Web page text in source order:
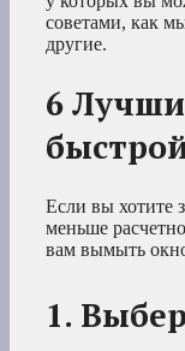
советами, как
другие.
6
Если вы хотите
меньше
вам вымыть
1.